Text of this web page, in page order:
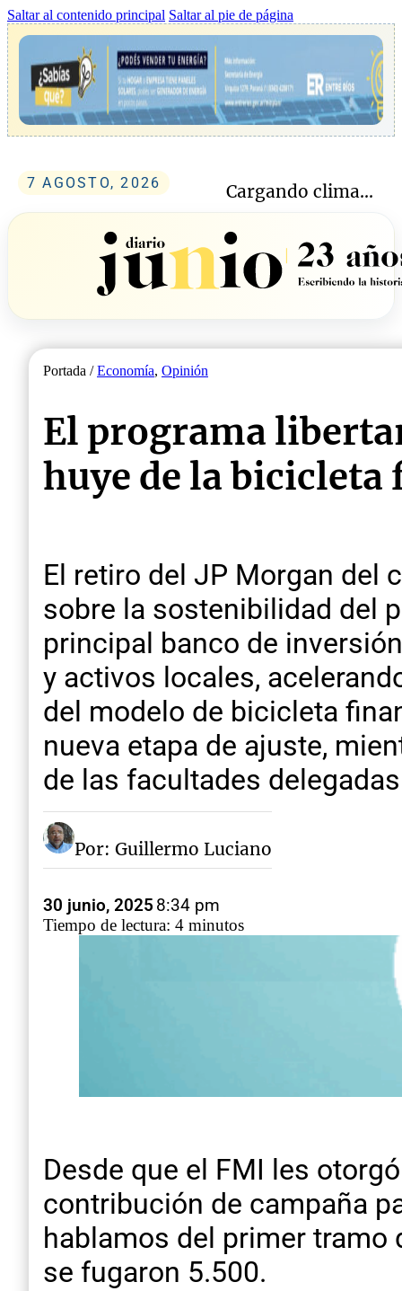
Saltar al contenido principal Saltar al pie de página
7 AGOSTO, 2026 Cargando clima...
Portada /Economía, Opinión
El programa
huye de la bicicleta
El retiro del JP Morgan del
sobre la sostenibilidad del
principal banco de
y activos locales,
del modelo de bicicleta
nueva etapa de ajuste,
de las facultades
Por: Guillermo Luciano
30 junio, 2025 8:34 pm
Tiempo de lectura: 4 minutos
Desde que el FMI les
contribución de campaña
hablamos del primer tramo
se fugaron 5.500.